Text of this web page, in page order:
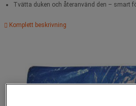
Tvätta duken och återanvänd den – smart
Komplett beskrivning